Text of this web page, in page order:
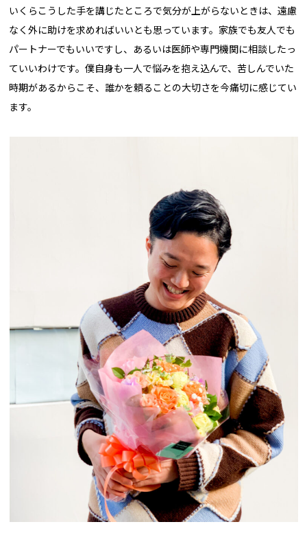
いくらこうした手を講じたところで気分が上がらないときは、遠慮
なく外に助けを求めればいいとも思っています。家族でも友人でも
パートナーでもいいですし、あるいは医師や専門機関に相談したっ
ていいわけです。僕自身も一人で悩みを抱え込んで、苦しんでいた
時期があるからこそ、誰かを頼ることの大切さを今痛切に感じてい
ます。